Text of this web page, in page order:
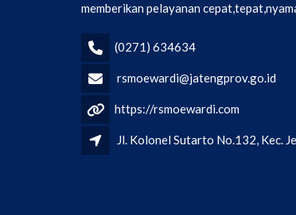
memberikan pelayanan
(0271) 634634
rsmoewardi@jatengprov.go.id
https://rsmoewardi.com
Jl. Kolonel Sutarto No.132, Kec.